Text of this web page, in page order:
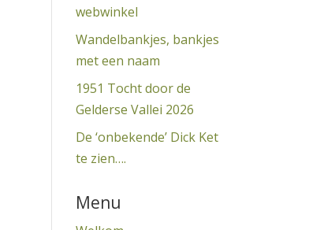
webwinkel
Wandelbankjes, bankjes
met een naam
1951 Tocht door de
Gelderse Vallei 2026
De ‘onbekende’ Dick Ket
te zien….
Menu